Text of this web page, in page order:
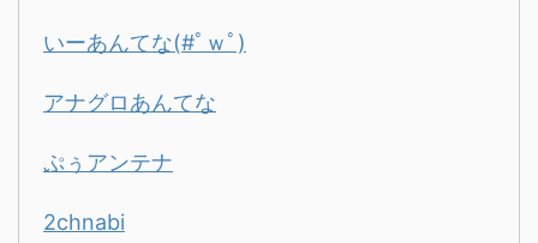
いーあんてな(#ﾟｗﾟ)
アナグロあんてな
ぷぅアンテナ
2chnabi